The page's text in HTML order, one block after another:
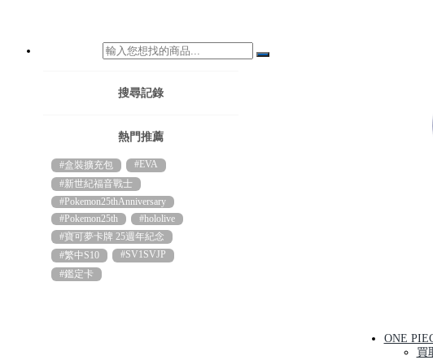
搜尋記錄
熱門推薦
#盒裝擴充包
#EVA
#新世紀福音戰士
#Pokemon25thAnniversary
#Pokemon25th
#hololive
#寶可夢卡牌 25週年紀念
#繁中S10
#SV1SVJP
#鑑定卡
ONE
買